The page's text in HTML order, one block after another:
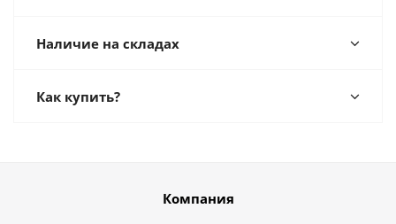
Наличие на складах
Как купить?
Компания